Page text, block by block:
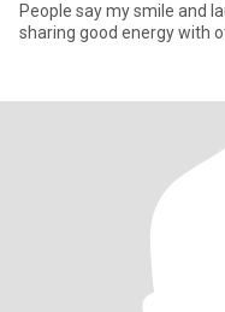
People say my smile and
sharing good energy with